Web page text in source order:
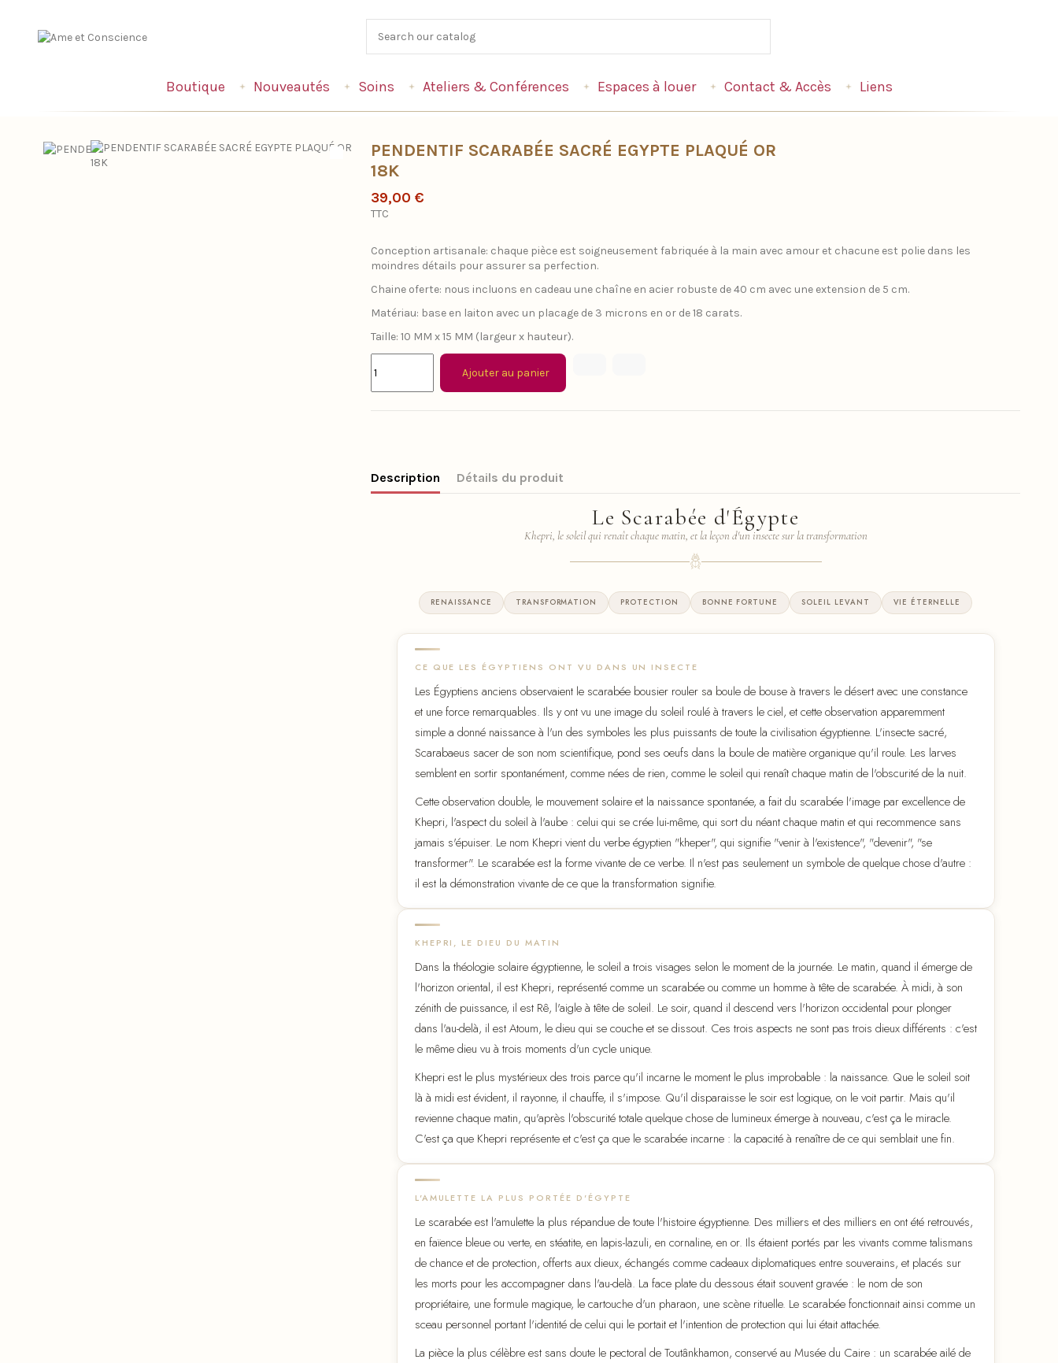
Boutique Nouveautés Soins Ateliers & Conférences Espaces à louer Contact & Accès Liens
PENDENTIF SCARABÉE SACRÉ EGYPTE PLAQUÉ OR
18K
39,00 €
TTC
Conception artisanale: chaque pièce est soigneusement fabriquée à la main avec amour et chacune est polie dans les
moindres détails pour assurer sa perfection.
Chaine oferte: nous incluons en cadeau une chaîne en acier robuste de 40 cm avec une extension de 5 cm.
Matériau: base en laiton avec un placage de 3 microns en or de 18 carats.
Taille: 10 MM x 15 MM (largeur x hauteur).
Ajouter au panier
Description Détails du produit
Le Scarabée d'Égypte
Khepri, le soleil qui renaît chaque matin, et la leçon d'un insecte sur la transformation
𓆣
RENAISSANCE TRANSFORMATION PROTECTION BONNE FORTUNE SOLEIL LEVANT VIE ÉTERNELLE
CE QUE LES ÉGYPTIENS ONT VU DANS UN INSECTE
Les Égyptiens anciens observaient le scarabée bousier rouler sa boule de bouse à travers le désert avec une constance
et une force remarquables. Ils y ont vu une image du soleil roulé à travers le ciel, et cette observation apparemment
simple a donné naissance à l'un des symboles les plus puissants de toute la civilisation égyptienne. L'insecte sacré,
Scarabaeus sacer de son nom scientifique, pond ses oeufs dans la boule de matière organique qu'il roule. Les larves
semblent en sortir spontanément, comme nées de rien, comme le soleil qui renaît chaque matin de l'obscurité de la nuit.
Cette observation double, le mouvement solaire et la naissance spontanée, a fait du scarabée l'image par excellence de
Khepri, l'aspect du soleil à l'aube : celui qui se crée lui-même, qui sort du néant chaque matin et qui recommence sans
jamais s'épuiser. Le nom Khepri vient du verbe égyptien "kheper", qui signifie "venir à l'existence", "devenir", "se
transformer". Le scarabée est la forme vivante de ce verbe. Il n'est pas seulement un symbole de quelque chose d'autre :
il est la démonstration vivante de ce que la transformation signifie.
KHEPRI, LE DIEU DU MATIN
Dans la théologie solaire égyptienne, le soleil a trois visages selon le moment de la journée. Le matin, quand il émerge de
l'horizon oriental, il est Khepri, représenté comme un scarabée ou comme un homme à tête de scarabée. À midi, à son
zénith de puissance, il est Rê, l'aigle à tête de soleil. Le soir, quand il descend vers l'horizon occidental pour plonger
dans l'au-delà, il est Atoum, le dieu qui se couche et se dissout. Ces trois aspects ne sont pas trois dieux différents : c'est
le même dieu vu à trois moments d'un cycle unique.
Khepri est le plus mystérieux des trois parce qu'il incarne le moment le plus improbable : la naissance. Que le soleil soit
là à midi est évident, il rayonne, il chauffe, il s'impose. Qu'il disparaisse le soir est logique, on le voit partir. Mais qu'il
revienne chaque matin, qu'après l'obscurité totale quelque chose de lumineux émerge à nouveau, c'est ça le miracle.
C'est ça que Khepri représente et c'est ça que le scarabée incarne : la capacité à renaître de ce qui semblait une fin.
L'AMULETTE LA PLUS PORTÉE D'ÉGYPTE
Le scarabée est l'amulette la plus répandue de toute l'histoire égyptienne. Des milliers et des milliers en ont été retrouvés,
en faïence bleue ou verte, en stéatite, en lapis-lazuli, en cornaline, en or. Ils étaient portés par les vivants comme talismans
de chance et de protection, offerts aux dieux, échangés comme cadeaux diplomatiques entre souverains, et placés sur
les morts pour les accompagner dans l'au-delà. La face plate du dessous était souvent gravée : le nom de son
propriétaire, une formule magique, le cartouche d'un pharaon, une scène rituelle. Le scarabée fonctionnait ainsi comme un
sceau personnel portant l'identité de celui qui le portait et l'intention de protection qui lui était attachée.
La pièce la plus célèbre est sans doute le pectoral de Toutânkhamon, conservé au Musée du Caire : un scarabée ailé de